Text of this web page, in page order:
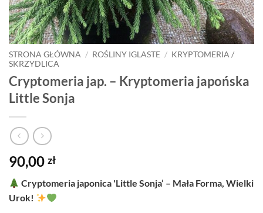
STRONA GŁÓWNA / ROŚLINY IGLASTE / KRYPTOMERIA /
SKRZYDLICA
Cryptomeria jap. – Kryptomeria japońska
Little Sonja
90,00 zł
Cryptomeria japonica 'Little Sonja’ – Mała Forma, Wielki
Urok!